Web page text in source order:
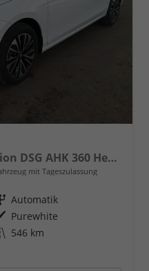
2.0 TDI 142kW 4x4 Selection DSG AHK 360 Head Up Pano
mit Tageszulassung
Getriebe Automatik
Außenfarbe Purewhite
Kilometerstand 546 km